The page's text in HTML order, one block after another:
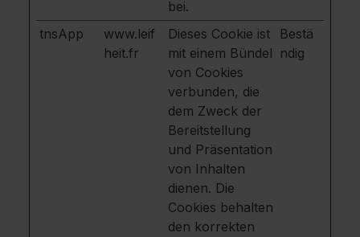
bei.
tnsApp
www.leif
heit.fr
Dieses Cookie ist
mit einem Bündel
von Cookies
verbunden, die
dem Zweck der
Bereitstellung
und Präsentation
von Inhalten
dienen. Die
Cookies behalten
den korrekten
Bestä
ndig